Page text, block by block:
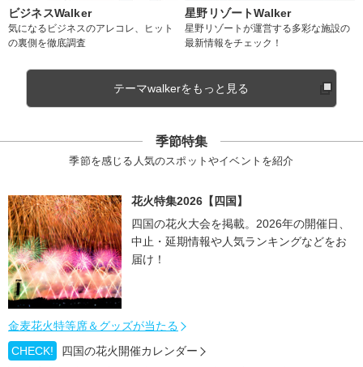
ビジネスWalker
気になるビジネスのアレコレ、ヒット
の裏側を徹底調査
星野リゾートWalker
星野リゾートが運営する多彩な施設の
最新情報をチェック！
テーマwalkerをもっと見る
季節特集
季節を感じる人気のスポットやイベントを紹介
花火特集2026【四国】
四国の花火大会を掲載。2026年の開催日、
中止・延期情報や人気ランキングなどをお
届け！
金麦花火特等席＆グッズが当たる
CHECK!
四国の花火開催カレンダー